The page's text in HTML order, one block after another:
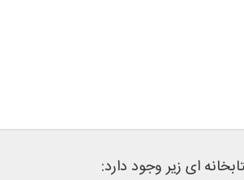
ای زیر وجود دارد: